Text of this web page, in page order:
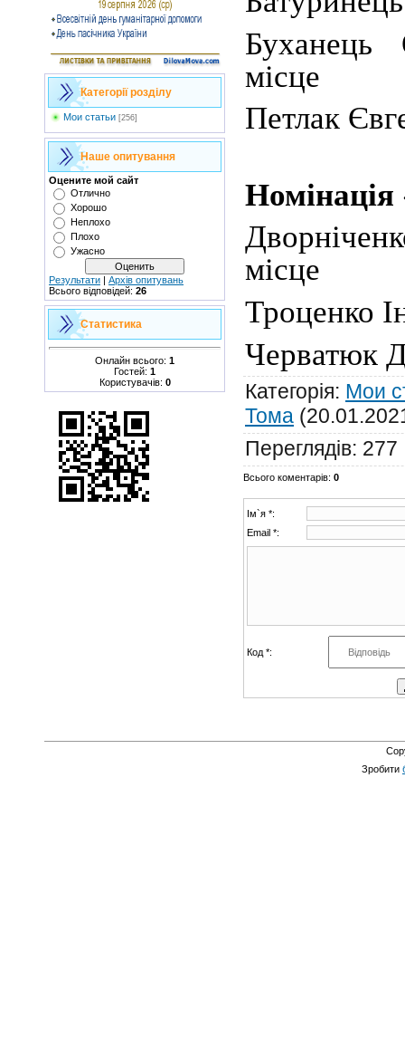
Категорії розділу
Мои статьи [256]
Наше опитування
Оцените мой сайт
Отлично
Хорошо
Неплохо
Плохо
Ужасно
Результати | Архів опитувань
Всього відповідей: 26
Статистика
Онлайн всього: 1
Гостей: 1
Користувачів: 0
місце
Петлак
місце
Троценко
Черватюк
Категорія: Мои
Тома
Переглядів: 277
Всього коментарів: 0
Ім`я *:
Email *:
Код *:
Зробити